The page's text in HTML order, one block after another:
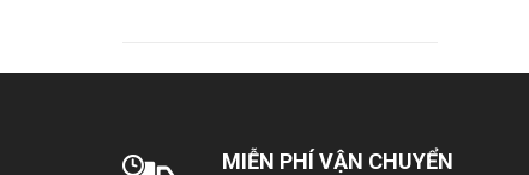
MIỄN PHÍ VẬN CHUYỂN